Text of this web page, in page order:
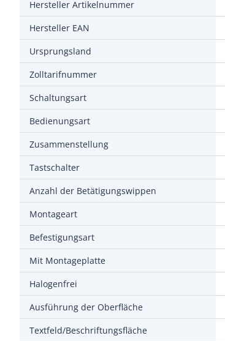
Hersteller Artikelnummer
Hersteller EAN
Ursprungsland
Zolltarifnummer
Schaltungsart
Bedienungsart
Zusammenstellung
Tastschalter
Anzahl der Betätigungswippen
Montageart
Befestigungsart
Mit Montageplatte
Halogenfrei
Ausführung der Oberfläche
Textfeld/Beschriftungsfläche